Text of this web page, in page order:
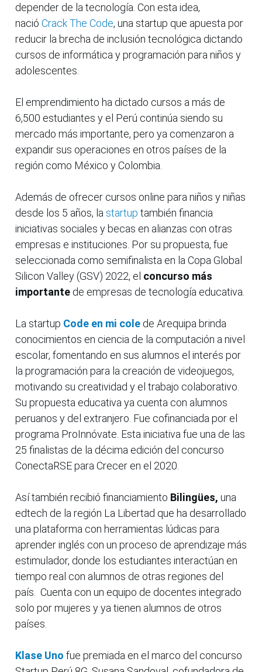
depender de la tecnología. Con esta idea,
nació Crack The Code, una startup que apuesta por
reducir la brecha de inclusión tecnológica dictando
cursos de informática y programación para niños y
adolescentes.
El emprendimiento ha dictado cursos a más de
6,500 estudiantes y el Perú continúa siendo su
mercado más importante, pero ya comenzaron a
expandir sus operaciones en otros países de la
región como México y Colombia.
Además de ofrecer cursos online para niños y niñas
desde los 5 años, la startup también financia
iniciativas sociales y becas en alianzas con otras
empresas e instituciones. Por su propuesta, fue
seleccionada como semifinalista en la Copa Global
Silicon Valley (GSV) 2022, el concurso más
importante de empresas de tecnología educativa.
La startup Code en mi cole de Arequipa brinda
conocimientos en ciencia de la computación a nivel
escolar, fomentando en sus alumnos el interés por
la programación para la creación de videojuegos,
motivando su creatividad y el trabajo colaborativo.
Su propuesta educativa ya cuenta con alumnos
peruanos y del extranjero. Fue cofinanciada por el
programa ProInnóvate. Esta iniciativa fue una de las
25 finalistas de la décima edición del concurso
ConectaRSE para Crecer en el 2020.
Así también recibió financiamiento Bilingües, una
edtech de la región La Libertad que ha desarrollado
una plataforma con herramientas lúdicas para
aprender inglés con un proceso de aprendizaje más
estimulador, donde los estudiantes interactúan en
tiempo real con alumnos de otras regiones del
país. Cuenta con un equipo de docentes integrado
solo por mujeres y ya tienen alumnos de otros
países.
Klase Uno fue premiada en el marco del concurso